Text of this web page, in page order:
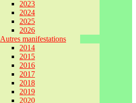
2023
2024
2025
2026
Autres manifestations
2014
2015
2016
2017
2018
2019
2020